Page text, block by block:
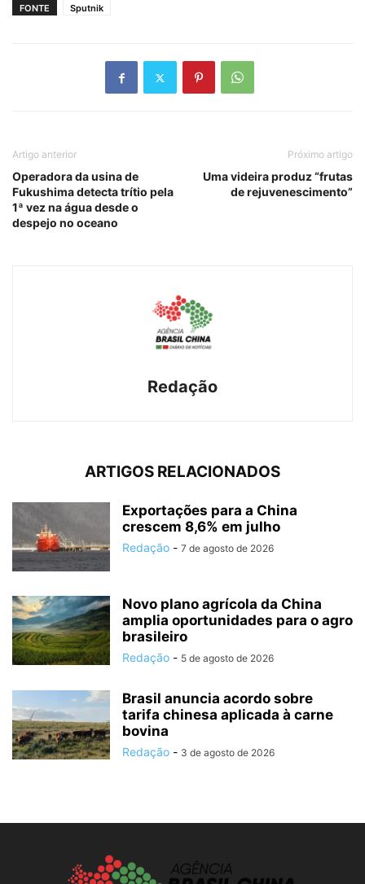
FONTE Sputnik
Artigo anterior
Operadora da usina de
Fukushima detecta trítio pela
1ª vez na água desde o
despejo no oceano
Próximo artigo
Uma videira produz “frutas
de rejuvenescimento”
Redação
ARTIGOS RELACIONADOS
Exportações para a China
crescem 8,6% em julho
Redação - 7 de agosto de 2026
Novo plano agrícola da China
amplia oportunidades para o agro
brasileiro
Redação - 5 de agosto de 2026
Brasil anuncia acordo sobre
tarifa chinesa aplicada à carne
bovina
Redação - 3 de agosto de 2026